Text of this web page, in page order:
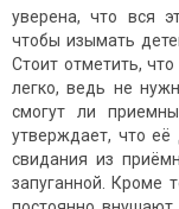
уверена, что вся
чтобы изымать
Стоит отметить,
легко, ведь не
смогут ли
утверждает, что
свидания из
запуганной. Кроме